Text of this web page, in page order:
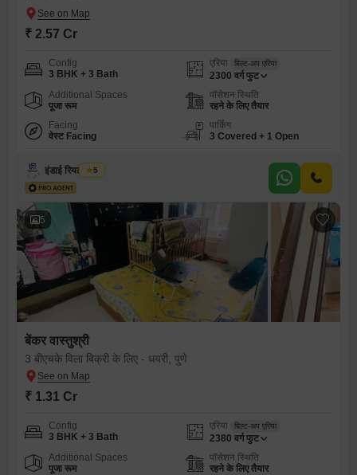
₹ 2.57 Cr
Config
3 BHK + 3 Bath
एरिया बिल्ट-अप एरिया
2300 वर्ग फुट
Additional Spaces
पूजा रूम
पॉसेशन स्थिति
रहने के लिए तैयार
Facing
वेस्ट Facing
पार्किंग
3 Covered + 1 Open
इंडाई रियल एस्टेट
5
5
बेंकर वास्तुश्री
3 बीएचके विला बिक्री के लिए - धयरी, पुणे
₹ 1.31 Cr
Config
3 BHK + 3 Bath
एरिया बिल्ट-अप एरिया
2380 वर्ग फुट
Additional Spaces
पूजा रूम
पॉसेशन स्थिति
रहने के लिए तैयार